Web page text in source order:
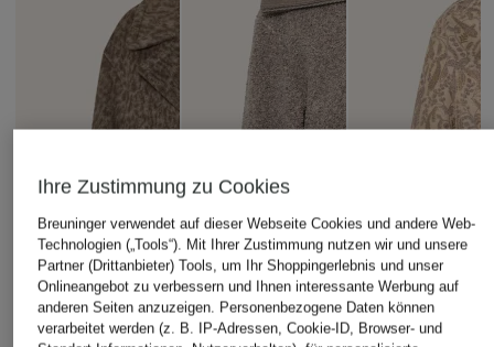
Ihre Zustimmung zu Cookies
Breuninger verwendet auf dieser Webseite Cookies und andere Web-
Technologien („Tools“). Mit Ihrer Zustimmung nutzen wir und unsere
Partner (Drittanbieter) Tools, um Ihr Shoppingerlebnis und unser
Onlineangebot zu verbessern und Ihnen interessante Werbung auf
anderen Seiten anzuzeigen. Personenbezogene Daten können
verarbeitet werden (z. B. IP-Adressen, Cookie-ID, Browser- und